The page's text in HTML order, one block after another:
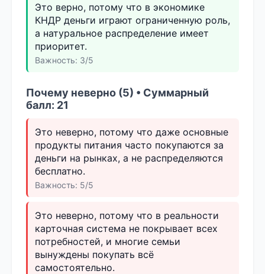
Это верно, потому что в экономике
КНДР деньги играют ограниченную роль,
а натуральное распределение имеет
приоритет.
Важность: 3/5
Почему неверно (5) • Суммарный
балл: 21
Это неверно, потому что даже основные
продукты питания часто покупаются за
деньги на рынках, а не распределяются
бесплатно.
Важность: 5/5
Это неверно, потому что в реальности
карточная система не покрывает всех
потребностей, и многие семьи
вынуждены покупать всё
самостоятельно.